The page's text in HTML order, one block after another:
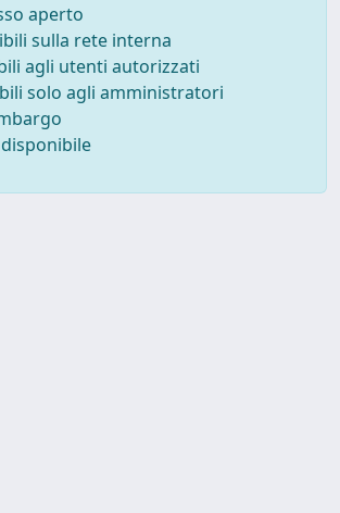
aperto
sulla rete interna
agli utenti autorizzati
solo agli amministratori